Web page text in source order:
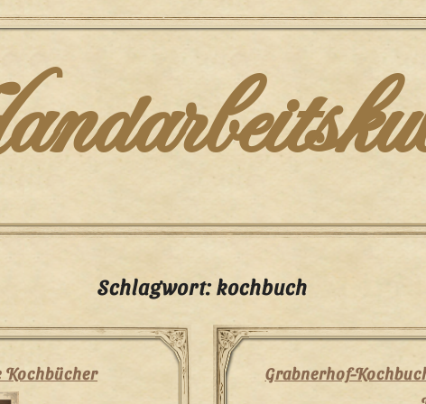
Schlagwort:kochbuch
Kochbücher
Grabnerhof-